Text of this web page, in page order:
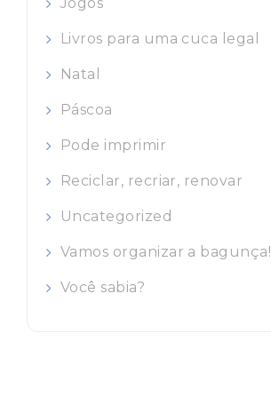
Livros para uma cuca legal
Natal
Páscoa
Pode imprimir
Reciclar, recriar, renovar
Uncategorized
Vamos organizar a bagunça!
Você sabia?